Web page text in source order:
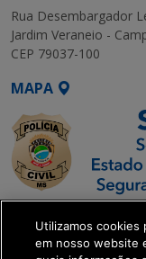
Rua Desembargador
Jardim Veraneio -
CEP 79037-100
MAPA
SETDIG |
Executiva de
Utilizamos cookies
em nosso website